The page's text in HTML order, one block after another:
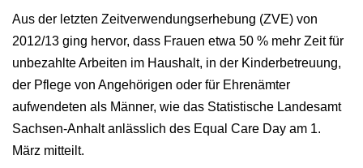
Aus der letzten Zeitverwendungserhebung (ZVE) von
2012/13 ging hervor, dass Frauen etwa 50 % mehr Zeit für
unbezahlte Arbeiten im Haushalt, in der Kinderbetreuung,
der Pflege von Angehörigen oder für Ehrenämter
aufwendeten als Männer, wie das Statistische Landesamt
Sachsen-Anhalt anlässlich des Equal Care Day am 1.
März mitteilt.